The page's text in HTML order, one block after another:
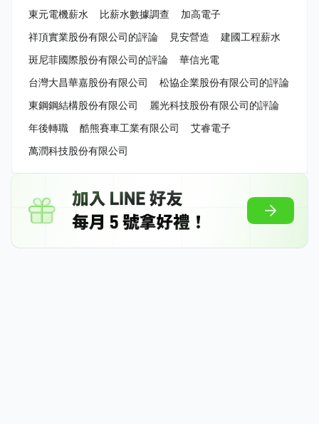
東元電機薪水
比薪水數據調查
加高電子
祥頂實業股份有限公司的評論
見安營造
建國工程薪水
斑尼菲國際股份有限公司的評論
華信光電
台灣大昌華嘉股份有限公司
松協企業股份有限公司的評論
東鋼鋼結構股份有限公司
麗光科技股份有限公司的評論
年後轉職
酷熊賽車工業有限公司
艾睿電子
萬潤科技股份有限公司